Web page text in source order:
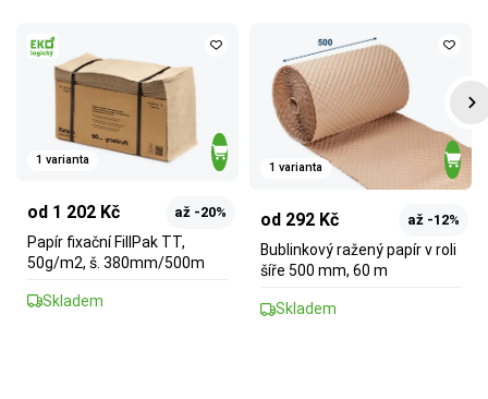
1 varianta
od 1 202 Kč až -20%
Papír fixační FillPak TT,
50g/m2, š. 380mm/500m
Skladem
1 varianta
od 292 Kč až -12%
Bublinkový ražený papír v roli
šíře 500 mm, 60 m
Skladem